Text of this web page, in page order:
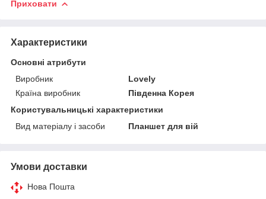
Приховати
Характеристики
Основні атрибути
Виробник
Lovely
Країна виробник
Південна Корея
Користувальницькі характеристики
Вид матеріалу і засоби
Планшет для вій
Умови доставки
Нова Пошта